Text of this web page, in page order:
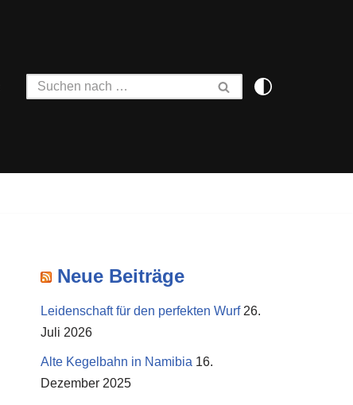
Neue Beiträge
Leidenschaft für den perfekten Wurf 26.
Juli 2026
Alte Kegelbahn in Namibia 16.
Dezember 2025